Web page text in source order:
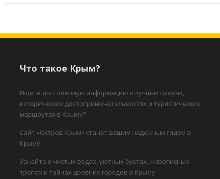
Что такое Крым?
Ищете достоверную информацию о лучших пляжах,
исторических достопримечательностях и туристических
маршрутах в Крыму?
Сайт «Остров Крым» станет вашим надежным гидом в
Крыму!
Узнайте о чистых водах, уютных бухтах, живописных
тропах и тайнах древних городов в Крыму.